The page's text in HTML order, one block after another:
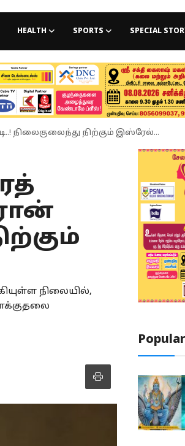
HEALTH SPORTS SPECIAL
நிலைகுலைந்து நிற்கும் இஸ்ரேல்...
நிலையில்,